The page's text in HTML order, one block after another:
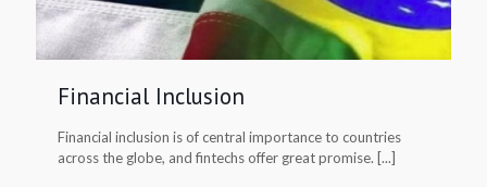
Financial Inclusion
Financial inclusion is of central importance to countries
across the globe, and fintechs offer great promise. [...]